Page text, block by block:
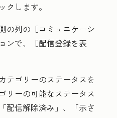
クします。
の列の［コミュニケーシ
ンで、［配信登録を表
テゴリーのステータスを
リーの可能なステータス
「配信解除済み」、
「示さ